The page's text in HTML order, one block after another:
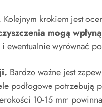
Kolejnym krokiem jest
mogą
ewentualnie wyrównać
Bardzo ważne jest
podłogowe
10-15 mm